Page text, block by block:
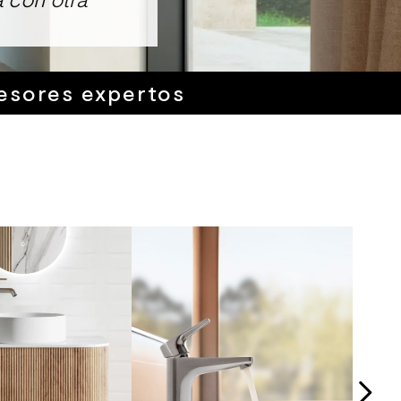
expertos